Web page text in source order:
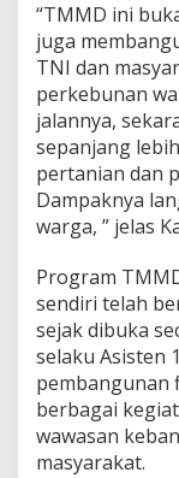
“TMMD ini
juga
TNI dan
perkebunan
jalannya,
sepanjang
pertanian dan
Dampaknya
warga, ” jelas
Program
sendiri telah
sejak dibuka
selaku Asisten
pembangunan
berbagai
wawasan
masyarakat.